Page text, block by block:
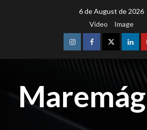
6 de August de 2026
Video
Image
InstagramFacebookTwitter